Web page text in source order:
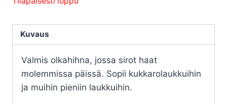
Kuvaus
Valmis olkahihna, jossa sirot haat
molemmissa päissä. Sopii kukkarolaukkuihin
ja muihin pieniin laukkuihin.